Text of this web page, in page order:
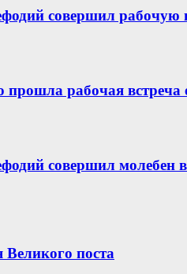
совершил рабочую
прошла рабочая
совершил молебен
поста